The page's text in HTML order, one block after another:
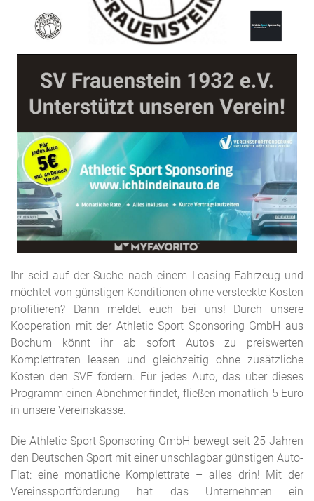
Ihr seid auf der Suche nach einem Leasing-Fahrzeug und
möchtet von günstigen Konditionen ohne versteckte Kosten
profitieren? Dann meldet euch bei uns! Durch unsere
Kooperation mit der Athletic Sport Sponsoring GmbH aus
Bochum könnt ihr ab sofort Autos zu preiswerten
Komplettraten leasen und gleichzeitig ohne zusätzliche
Kosten den SVF fördern. Für jedes Auto, das über dieses
Programm einen Abnehmer findet, fließen monatlich 5 Euro
in unsere Vereinskasse.
Die Athletic Sport Sponsoring GmbH bewegt seit 25 Jahren
den Deutschen Sport mit einer unschlagbar günstigen Auto-
Flat: eine monatliche Komplettrate – alles drin! Mit der
Vereinssportförderung hat das Unternehmen ein